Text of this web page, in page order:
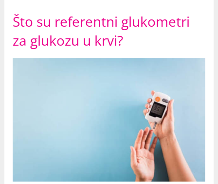
Što su referentni glukometri
za glukozu u krvi?